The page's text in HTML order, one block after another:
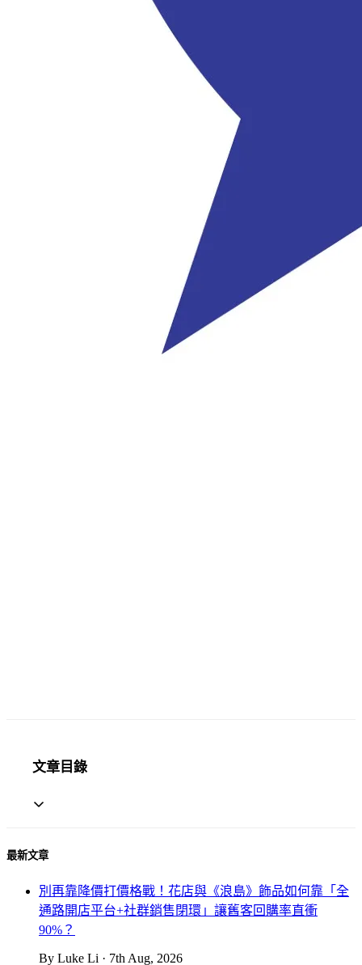
文章目錄
最新文章
別再靠降價打價格戰！花店與《浪島》飾品如何靠「全
通路開店平台+社群銷售閉環」讓舊客回購率直衝
90%？
By Luke Li · 7th Aug, 2026